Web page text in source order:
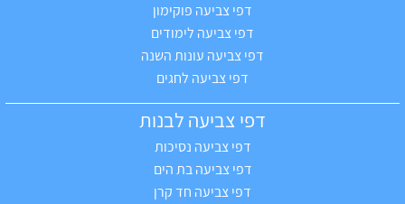
דפי צביעה פוקימון
דפי צביעה לימודים
דפי צביעה עונות השנה
דפי צביעה לחגים
דפי צביעה לבנות
דפי צביעה נסיכות
דפי צביעה בת הים
דפי צביעה חד קרן